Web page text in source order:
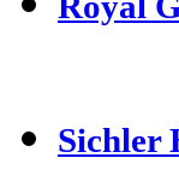
Sichler